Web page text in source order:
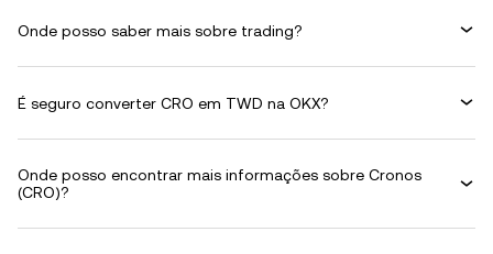
Onde posso saber mais sobre trading?
É seguro converter CRO em TWD na OKX?
Onde posso encontrar mais informações sobre Cronos
(CRO)?